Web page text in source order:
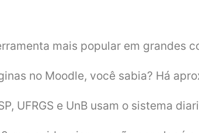
mais popular em grandes
no Moodle, você sabia? Há
UFRGS e UnB usam o sistema